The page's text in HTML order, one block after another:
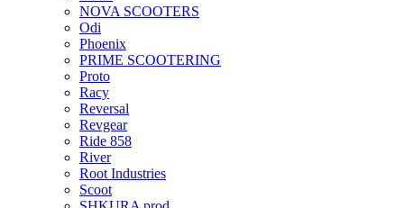
NOVA SCOOTERS
Odi
Phoenix
PRIME SCOOTERING
Proto
Racy
Reversal
Revgear
Ride 858
River
Root Industries
Scoot